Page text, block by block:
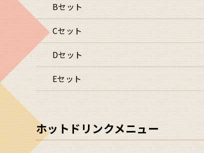
Bセット
Cセット
Dセット
Eセット
ホットドリンクメニュー